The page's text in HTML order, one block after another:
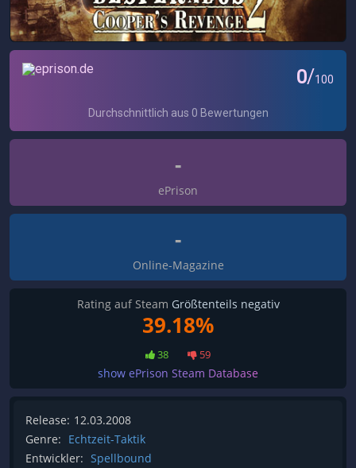
-
ePrison
-
Online-Magazine
Rating auf Steam Größtenteils negativ
39.18%
38 59
show ePrison Steam Database
Release: 12.03.2008
Genre: Echtzeit-Taktik
Entwickler: Spellbound